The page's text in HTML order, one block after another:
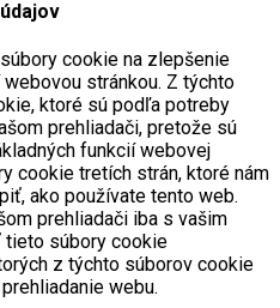
cookie na zlepšenie
stránkou. Z týchto
ktoré sú podľa potreby
prehliadači, pretože sú
funkcií webovej
cookie tretích strán, ktoré nám
ako používate tento web.
prehliadači iba s vašim
tieto súbory cookie
z týchto súborov cookie
webu.